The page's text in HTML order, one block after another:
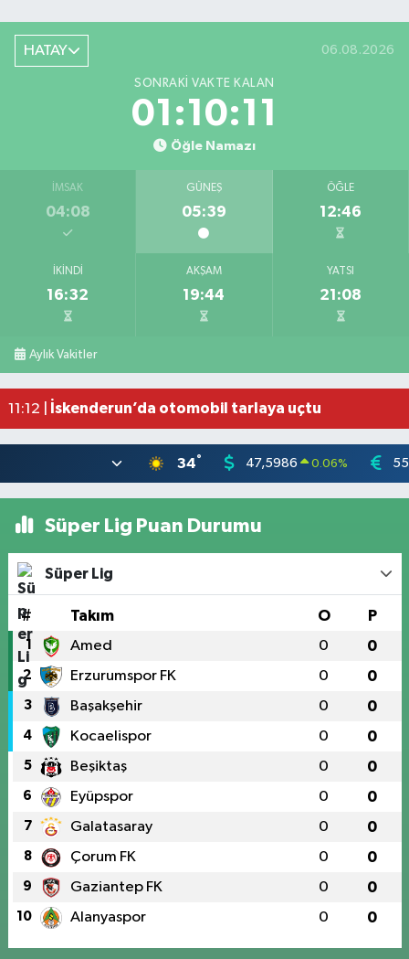
HATAY 06.08.2026
SONRAKI VAKTE KALAN
01:10:10
Öğle Namazı
İMSAK
04:08
GÜNEŞ
05:39
ÖĞLE
12:46
İKINDI
16:32
AKŞAM
19:44
YATSI
21:08
Aylık Vakitler
Beyaz eşyalar ardı ardına patlayarak alevlere
12:15 |Cilvegözü'nden günde bin 500 tır giriş-çıkış
11:12 |
İskenderun’da otomobil tarlaya uçtu
34° 47,5986 0.06%
Süper Lig Puan Durumu
Süper Lig
# Takım O P
1 Amed 0 0
2 Erzurumspor FK 0 0
3 Başakşehir 0 0
4 Kocaelispor 0 0
5 Beşiktaş 0 0
6 Eyüpspor 0 0
7 Galatasaray 0 0
8 Çorum FK 0 0
9 Gaziantep FK 0 0
10 Alanyaspor 0 0